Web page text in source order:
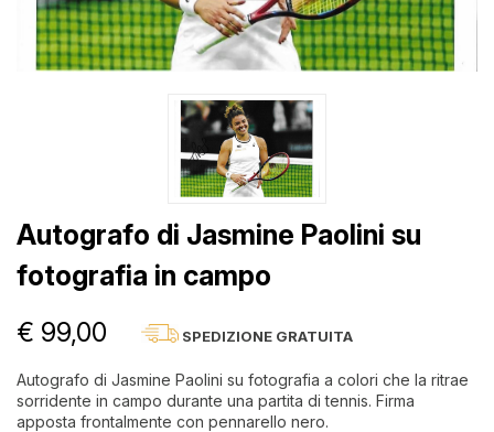
Autografo di Jasmine Paolini su
fotografia in campo
€ 99,00 SPEDIZIONE GRATUITA
Autografo di Jasmine Paolini su fotografia a colori che la ritrae
sorridente in campo durante una partita di tennis. Firma
apposta frontalmente con pennarello nero.